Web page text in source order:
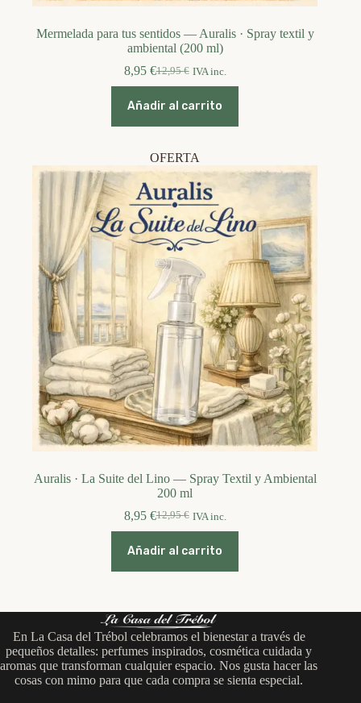
Mermelada para tus sentidos — Auralis · Spray textil y
ambiental (200 ml)
12,95€
El
original
8,95 €El
actual
IVA inc.
Añadir al carrito
OFERTA
Auralis · La Suite del Lino — Spray Textil y Ambiental
200 ml
12,95€
El
precio
original
8,95 €El
precio
actual
IVA inc.
Añadir al carrito
En La Casa del Trébol celebramos el bienestar a través de
pequeños detalles: perfumes inspirados, cosmética cuidada y
aromas que transforman cualquier espacio. Nos gusta hacer las
cosas con mimo para que cada compra se sienta especial.